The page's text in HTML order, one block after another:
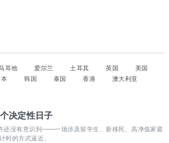
耳他 爱尔兰 土耳其 英国
美国
本 韩国 泰国 香港 澳大利亚
决定性日子
还没有意识到——一场涉及留学生、新移民、高净值家庭
时的方式逼近。